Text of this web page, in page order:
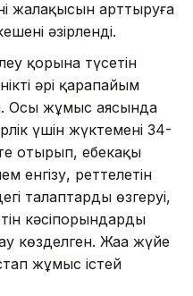
жалақысын арттыруға
әзірленді.
қорына түсетін
әрі қарапайым
Осы жұмыс аясында
үшін жүктемені 34-
отырып, еңбекақы
енгізу, реттелетін
талаптардың өзгеруі,
кәсіпорындарды
көзделген. Жаңа жүйе
жұмыс істей